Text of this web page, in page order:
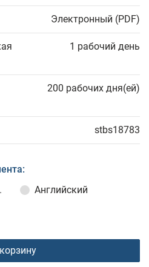
Электронный (PDF)
1 рабочий день
200 рабочих дня(ей)
stbs18783
Английский